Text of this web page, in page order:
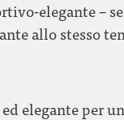
elegante –
allo stesso
elegante per